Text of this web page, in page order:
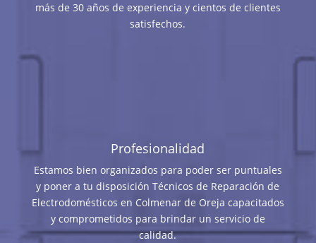
más de 30 años de experiencia y cientos de clientes
satisfechos.
Profesionalidad
Estamos bien organizados para poder ser puntuales
y poner a tu disposición Técnicos de Reparación de
Electrodomésticos en Colmenar de Oreja capacitados
y comprometidos para brindar un servicio de
calidad.